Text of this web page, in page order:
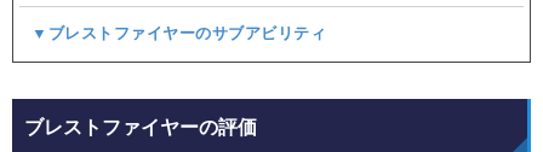
▼ブレストファイヤーのサブアビリティ
ブレストファイヤーの評価